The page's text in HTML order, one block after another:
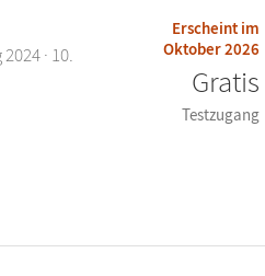
· 10.
Erscheint im
Oktober 2026
Gratis
Testzugang